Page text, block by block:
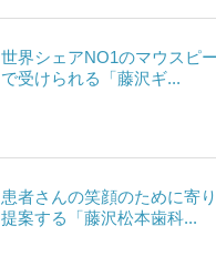
世界シェアNO1のマウスピ
で受けられる「藤沢ギ...
患者さんの笑顔のために寄
提案する「藤沢松本歯科...